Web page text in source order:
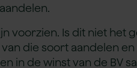
voorzien. Is dit niet het
die soort aandelen
in de winst van de BV